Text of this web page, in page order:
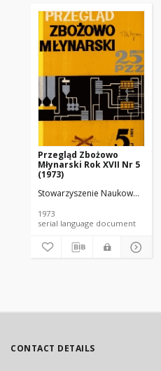
Przegląd Zbożowo
Młynarski Rok XVII Nr 5
(1973)
Stowarzyszenie Naukowo-
1973
serial language document
CONTACT DETAILS